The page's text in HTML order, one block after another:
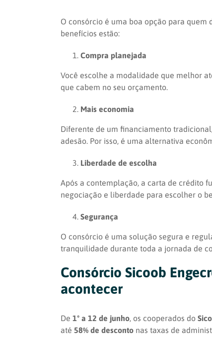
O consórcio é uma boa opção para
benefícios estão:
Compra planejada
Você escolhe a modalidade que melhor
que cabem no seu orçamento.
Mais economia
Diferente de um financiamento
adesão. Por isso, é uma alternativa
Liberdade de escolha
Após a contemplação, a carta de crédito
negociação e liberdade para escolher o
Segurança
O consórcio é uma solução segura e
tranquilidade durante toda a jornada de
Consórcio Sicoob
acontecer
De 1º a 12 de junho, os cooperados do
até 58% de desconto nas taxas de